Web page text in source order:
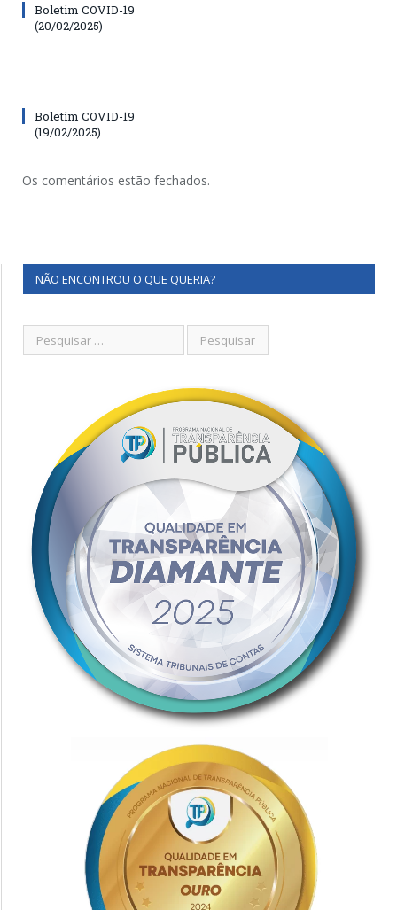
Boletim COVID-19
(20/02/2025)
Boletim COVID-19
(19/02/2025)
Os comentários estão fechados.
NÃO ENCONTROU O QUE QUERIA?